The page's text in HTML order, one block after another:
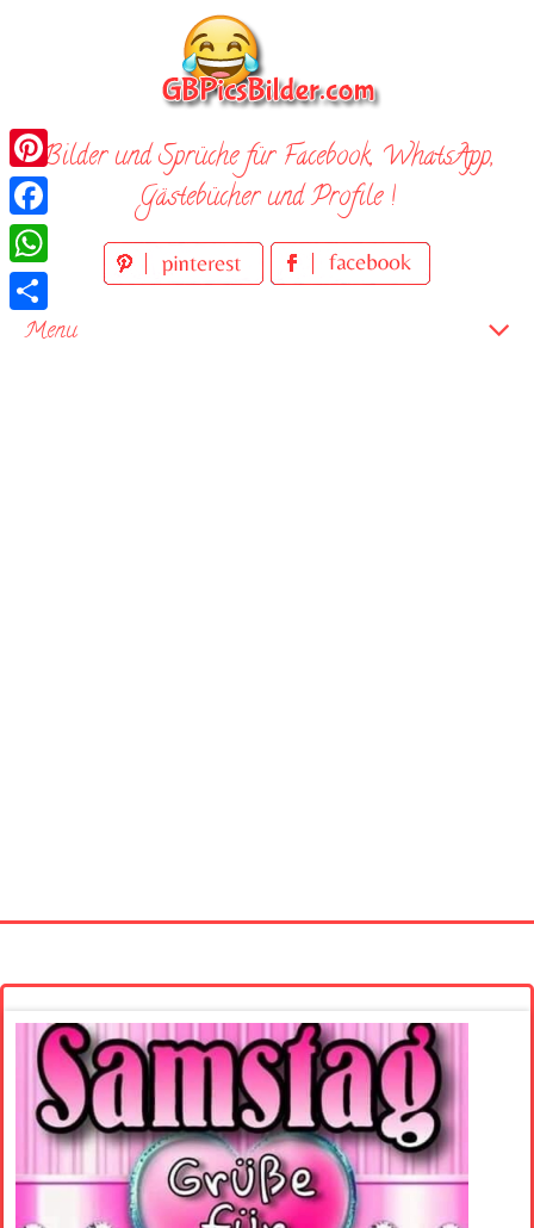
Bilder und Sprüche für Facebook, WhatsApp,
Gästebücher und Profile !
Menu
Pinterest
Facebook
WhatsApp
Teilen